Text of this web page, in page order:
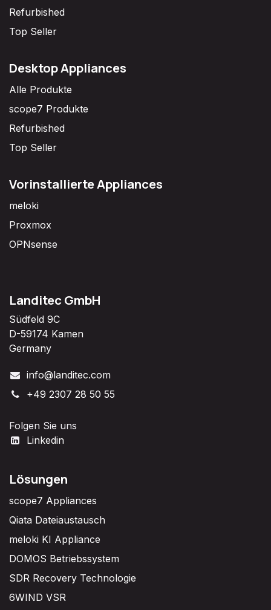
Refurbished
Top Seller
Desktop Appliances
Alle Produkte
scope7 Produkte
Refurbished
Top Seller
Vorinstallierte Appliances
meloki
Proxmox
OPNsense
Landitec GmbH
Südfeld 9C
D-59174 Kamen
Germany
info@landitec.com
+49 2307 28 50 55
Folgen Sie uns
Linkedin
Lösungen
scope7 Appliances
Qiata Dateiaustausch
meloki KI Appliance
DOMOS Betriebssystem
SDR Recovery Technologie
6WIND VSR